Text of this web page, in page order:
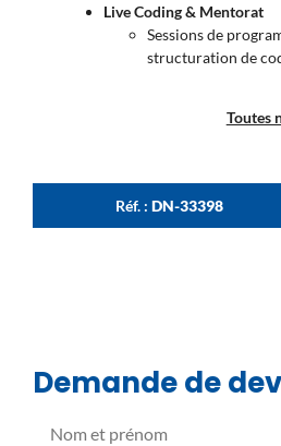
Live Coding & Mentorat
Sessions de
structuration de
Toutes
Réf. :DN-33398
Demande de